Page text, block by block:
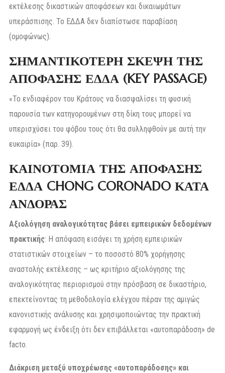
εκτέλεσης δικαστικών αποφάσεων και δικαιωμάτων
υπεράσπισης. Το ΕΔΔΑ δεν διαπίστωσε παραβίαση
(ομοφώνως).
ΣΗΜΑΝΤΙΚΟΤΕΡΗ ΣΚΕΨΗ ΤΗΣ
ΑΠΟΦΑΣΗΣ ΕΔΔΑ (KEY PASSAGE)
«Το ενδιαφέρον του Κράτους να διασφαλίσει τη φυσική
παρουσία των κατηγορουμένων στη δίκη τους μπορεί να
υπερισχύσει του φόβου τους ότι θα συλληφθούν με αυτή την
ευκαιρία» (παρ. 39).
ΚΑΙΝΟΤΟΜΙΑ ΤΗΣ ΑΠΟΦΑΣΗΣ
ΕΔΔΑ CHONG CORONADO ΚΑΤΑ
ΑΝΔΟΡΑΣ
Αξιολόγηση αναλογικότητας βάσει εμπειρικών δεδομένων
πρακτικής: Η απόφαση εισάγει τη χρήση εμπειρικών
στατιστικών στοιχείων – το ποσοστό 80% χορήγησης
αναστολής εκτέλεσης – ως κριτήριο αξιολόγησης της
αναλογικότητας περιορισμού στην πρόσβαση σε δικαστήριο,
επεκτείνοντας τη μεθοδολογία ελέγχου πέραν της αμιγώς
κανονιστικής ανάλυσης και χρησιμοποιώντας την πρακτική
εφαρμογή ως ένδειξη ότι δεν επιβάλλεται «αυτοπαράδοση» de
facto.
Διάκριση μεταξύ υποχρέωσης «αυτοπαράδοσης» και